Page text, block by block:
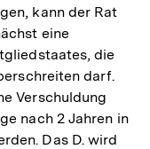
kann der Rat
eine
die
darf.
Verschuldung
nach 2 Jahren in
Das D. wird